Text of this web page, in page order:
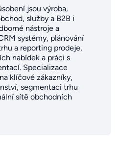
jsou výroba,
služby a B2B i
nástroje a
systémy, plánování
a reporting prodeje,
nabídek a práci s
Specializace
klíčové zákazníky,
segmentaci trhu
sítě obchodních